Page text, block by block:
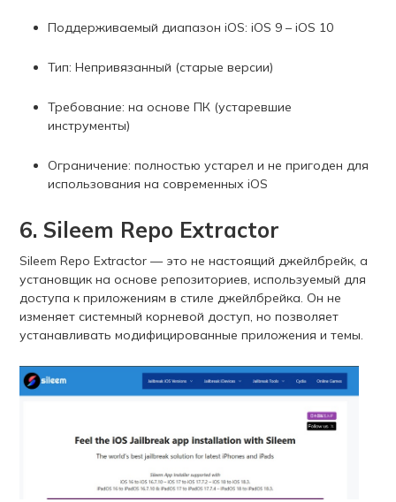
Поддерживаемый диапазон iOS: iOS 9 – iOS 10
Тип: Непривязанный (старые версии)
Требование: на основе ПК (устаревшие
инструменты)
Ограничение: полностью устарел и не пригоден для
использования на современных iOS
6. Sileem Repo Extractor
Sileem Repo Extractor — это не настоящий джейлбрейк, а
установщик на основе репозиториев, используемый для
доступа к приложениям в стиле джейлбрейка. Он не
изменяет системный корневой доступ, но позволяет
устанавливать модифицированные приложения и темы.